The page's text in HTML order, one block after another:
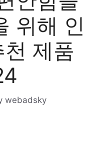
위해 인
제품
webadsky